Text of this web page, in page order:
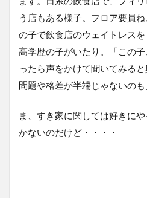
う店もある様子。フロア要員
の子で飲食店のウェイトレス
高学歴の子がいたり。「この
ったら声をかけて聞いてみる
問題や格差が半端じゃないのも
ま、すき家に関しては好きにや
かないのだけど・・・・